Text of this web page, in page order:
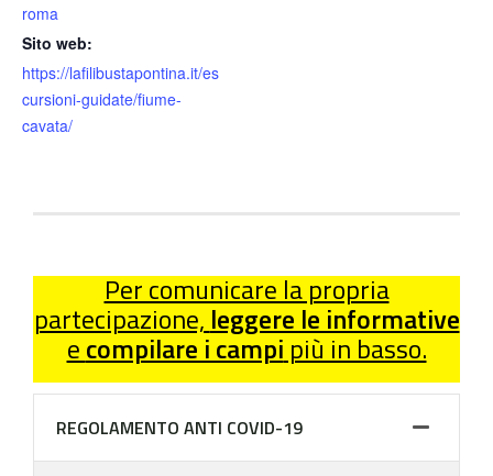
roma
Sito web:
https://lafilibustapontina.it/es
cursioni-guidate/fiume-
cavata/
Per comunicare la propria
partecipazione, leggere le informative
ecompilare i campi più in basso.
REGOLAMENTO ANTI COVID-19